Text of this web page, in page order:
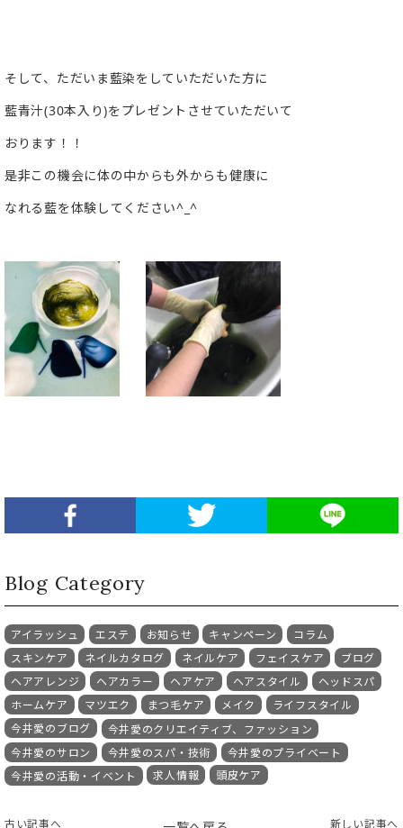
そして、ただいま藍染をしていただいた方に
藍青汁(30本入り)をプレゼントさせていただいて
おります！！
是非この機会に体の中からも外からも健康に
なれる藍を体験してください^_^
Blog Category
アイラッシュ エステ お知らせ キャンペーン
コラム
スキンケア
ネイルカタログ ネイルケア フェイスケア
ブログ
ヘアアレンジ
ヘアカラー ヘアケア ヘアスタイル
ヘッドスパ
ホームケア
マツエク まつ毛ケア メイク
ライフスタイル
今井愛のブログ
今井愛のクリエイティブ、ファッション
今井愛のサロン
今井愛のスパ・技術
今井愛のプライベート
今井愛の活動・イベント
求人情報 頭皮ケア
古い記事へ 新しい記事へ